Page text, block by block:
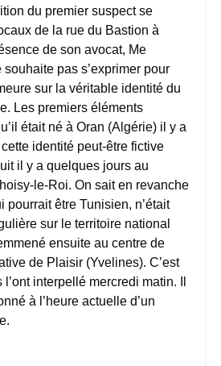
du premier suspect se
de la rue du Bastion à
de son avocat, Me
pas s’exprimer pour
sur la véritable identité du
Les premiers éléments
était né à Oran (Algérie) il y a
identité peut-être fictive
il y a quelques jours au
le-Roi. On sait en revanche
pourrait être Tunisien, n’était
sur le territoire national
ensuite au centre de
de Plaisir (Yvelines). C’est
interpellé mercredi matin. Il
à l’heure actuelle d’un